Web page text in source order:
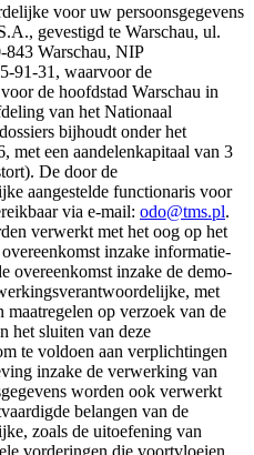
voor uw persoonsgegevens
gevestigd te Warschau, ul.
Warschau, NIP
91-31, waarvoor de
de hoofdstad Warschau in
van het Nationaal
bijhoudt onder het
met een aandelenkapitaal van 3
De door de
aangestelde functionaris voor
via e-mail: odo@tms.pl.
verwerkt met het oog op het
inzake informatie-
overeenkomst inzake de demo-
met
op verzoek van de
het sluiten van deze
te voldoen aan verplichtingen
inzake de verwerking van
worden ook verwerkt
belangen van de
zoals de uitoefening van
vorderingen die voortvloeien